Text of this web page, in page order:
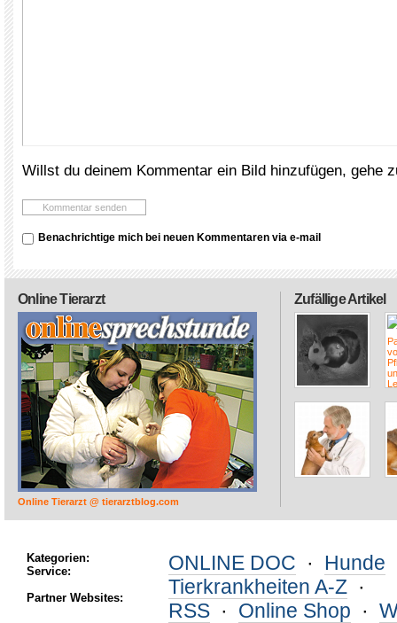
Willst du deinem Kommentar ein Bild hinzufügen, gehe
Benachrichtige mich bei neuen Kommentaren via e-mail
Zufällige Artikel
Online Tierarzt
Online Tierarzt @ tierarztblog.com
Kategorien:
Service:
Partner Websites:
ONLINE DOC · Hunde
Tierkrankheiten A-Z ·
RSS · Online Shop ·